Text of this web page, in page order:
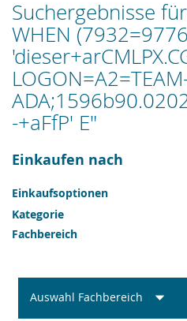
Suchergebnisse
WHEN
-+aFfP' E"
Einkaufen nach
Einkaufsoptionen
Kategorie
Fachbereich
Auswahl Fachbereich